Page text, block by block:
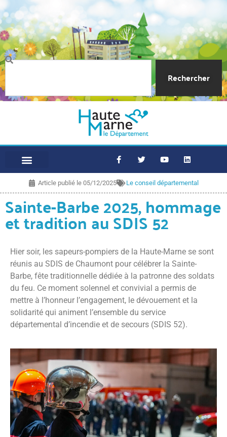
Rechercher
Article publié le 05/12/2025 Le conseil départemental
Sainte-Barbe 2025, hommage
et tradition au SDIS 52
Hier soir, les sapeurs-pompiers de la Haute-Marne se sont
réunis au SDIS de Chaumont pour célébrer la Sainte-
Barbe, fête traditionnelle dédiée à la patronne des soldats
du feu. Ce moment solennel et convivial a permis de
mettre à l’honneur l’engagement, le dévouement et la
solidarité qui animent l’ensemble du service
départemental d’incendie et de secours (SDIS 52).